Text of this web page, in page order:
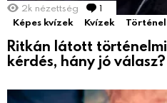
2k nézettség 1
Comment
Képes kvízek
Kvízek
Ritkán látott történelmi
kérdés, hány jó válasz?